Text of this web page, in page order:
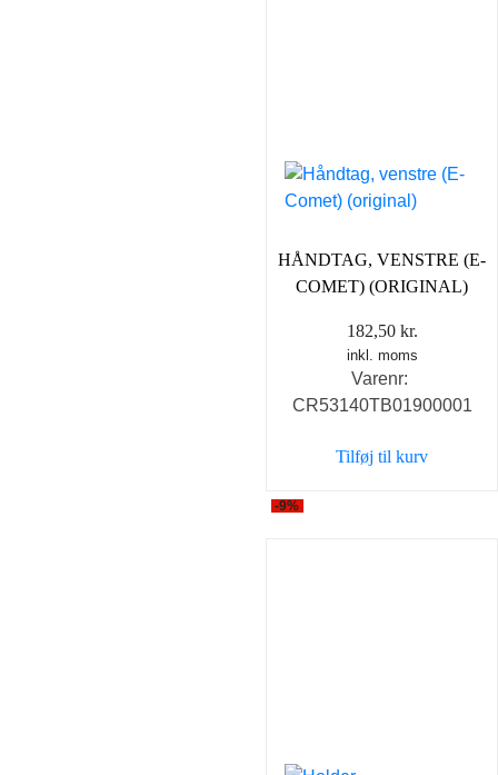
HÅNDTAG, VENSTRE (E-
COMET) (ORIGINAL)
182,50 kr.
inkl. moms
Varenr:
CR53140TB01900001
Tilføj til kurv
-9%